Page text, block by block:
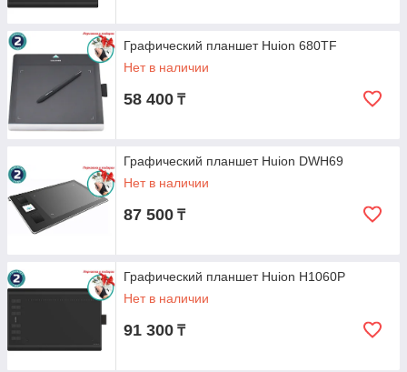
Графический планшет Huion 680TF
Нет в наличии
58 400 ₸
Графический планшет Huion DWH69
Нет в наличии
87 500 ₸
Графический планшет Huion H1060P
Нет в наличии
91 300 ₸